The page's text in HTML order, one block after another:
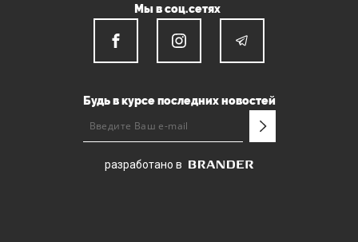
Мы в соц.сетях
Будь в курсе последних новостей
разработано в